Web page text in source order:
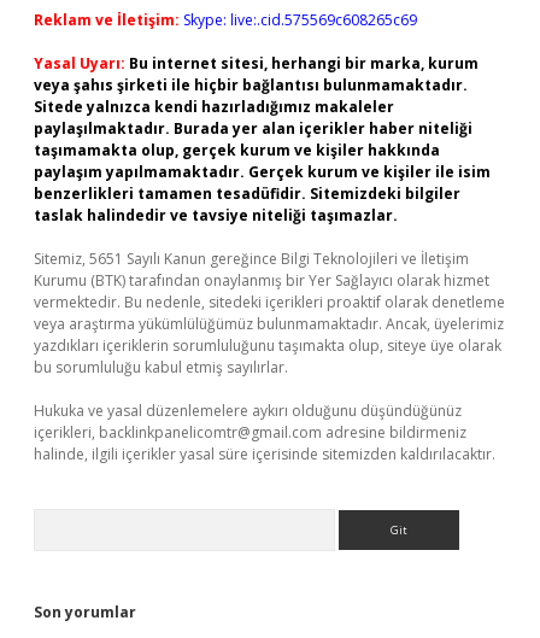
Reklam ve İletişim: Skype: live:.cid.575569c608265c69
Yasal Uyarı: Bu internet sitesi, herhangi bir marka, kurum
veya şahıs şirketi ile hiçbir bağlantısı bulunmamaktadır.
Sitede yalnızca kendi hazırladığımız makaleler
paylaşılmaktadır. Burada yer alan içerikler haber niteliği
taşımamakta olup, gerçek kurum ve kişiler hakkında
paylaşım yapılmamaktadır. Gerçek kurum ve kişiler ile isim
benzerlikleri tamamen tesadüfidir. Sitemizdeki bilgiler
taslak halindedir ve tavsiye niteliği taşımazlar.
Sitemiz, 5651 Sayılı Kanun gereğince Bilgi Teknolojileri ve İletişim
Kurumu (BTK) tarafından onaylanmış bir Yer Sağlayıcı olarak hizmet
vermektedir. Bu nedenle, sitedeki içerikleri proaktif olarak denetleme
veya araştırma yükümlülüğümüz bulunmamaktadır. Ancak, üyelerimiz
yazdıkları içeriklerin sorumluluğunu taşımakta olup, siteye üye olarak
bu sorumluluğu kabul etmiş sayılırlar.
Hukuka ve yasal düzenlemelere aykırı olduğunu düşündüğünüz
içerikleri, backlinkpanelicomtr@gmail.com adresine bildirmeniz
halinde, ilgili içerikler yasal süre içerisinde sitemizden kaldırılacaktır.
Son yorumlar